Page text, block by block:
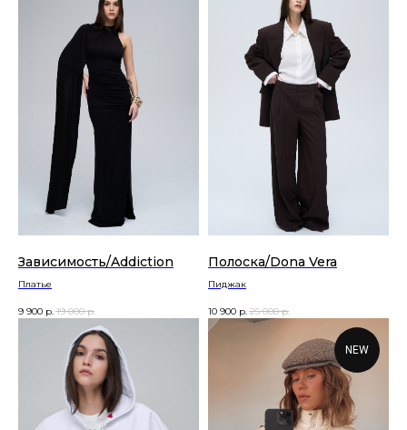
Зависимость/Addiction
Платье
9 900 р. 19 000 р.
Полоска/Dona Vera
Пиджак
10 900 р. 25 000 р.
NEW